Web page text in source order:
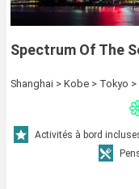
Spectrum Of The
Shanghai > Kobe > Tokyo >
Activités à bord